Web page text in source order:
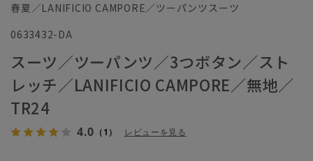
春夏／LANIFICIO CAMPORE／ツーパンツスーツ
0633432-DA
スーツ／ツーパンツ／3つボタン／スト
レッチ／LANIFICIO CAMPORE／無地／
TR24
4.0 （1） レビューを見る